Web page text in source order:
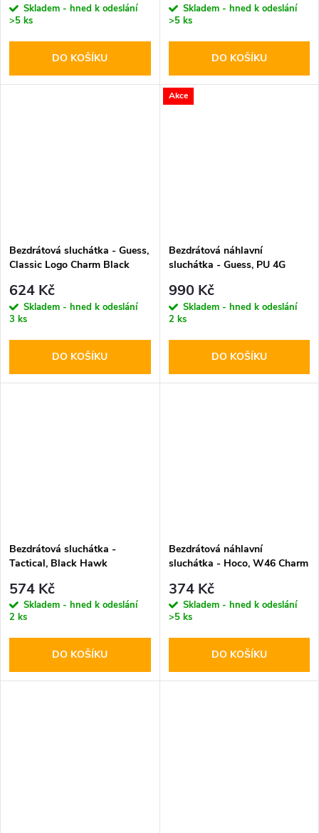
Skladem - hned k odeslání
>5 ks
DO KOŠÍKU
Skladem - hned k odeslání
>5 ks
DO KOŠÍKU
Bezdrátová sluchátka - Guess,
Classic Logo Charm Black
624 Kč
Skladem - hned k odeslání
3 ks
DO KOŠÍKU
Akce
Bezdrátová náhlavní
sluchátka - Guess, PU 4G
990 Kč
Skladem - hned k odeslání
2 ks
DO KOŠÍKU
Bezdrátová sluchátka -
Tactical, Black Hawk
574 Kč
Skladem - hned k odeslání
2 ks
DO KOŠÍKU
Bezdrátová náhlavní
sluchátka - Hoco, W46 Charm
374 Kč
Skladem - hned k odeslání
>5 ks
DO KOŠÍKU